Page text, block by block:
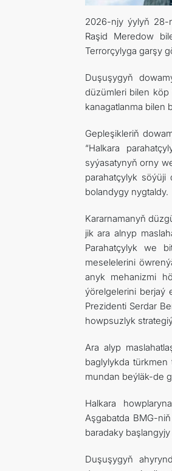
2026-njy ýylyň 28-
Raşid Meredow
Terrorçylyga garşy
Duşuşygyň
düzümleri bilen
kanagatlanma bilen
Gepleşikleriň
“Halkara
syýasatynyň orny
parahatçylyk
bolandygy nygtaldy.
Kararnamanyň
jik ara alnyp
Parahatçylyk we
meselelerini
anyk mehanizmi
ýörelgelerini berjaý
Prezidenti Serdar
howpsuzlyk
Ara alyp
baglylykda
mundan beýläk-de
Halkara
Aşgabatda BMG-
baradaky
Duşuşygyň